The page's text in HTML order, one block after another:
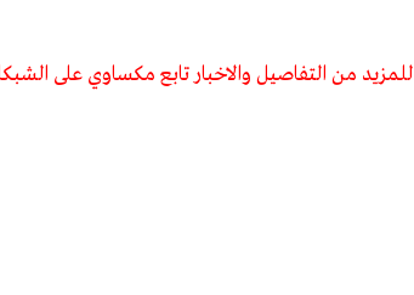
للمزيد من التفاصيل والاخبار تابع مكساوي على